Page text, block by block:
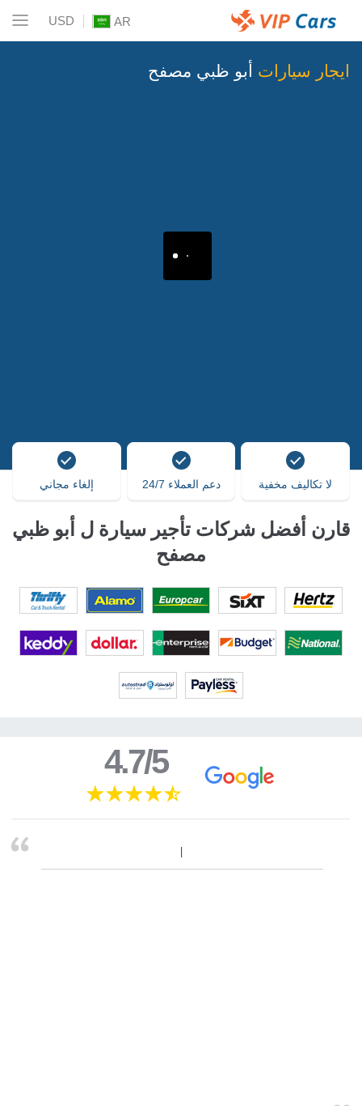
AR
USD
ايجار سيارات أبو ظبي مصفح
لا تكاليف مخفية دعم العملاء 24/7 إلغاء مجاني
قارن أفضل شركات تأجير سيارة ل أبو ظبي
مصفح
4.7/5